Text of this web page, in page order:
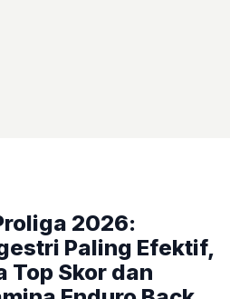
2026:
Paling Efektif,
Top Skor dan